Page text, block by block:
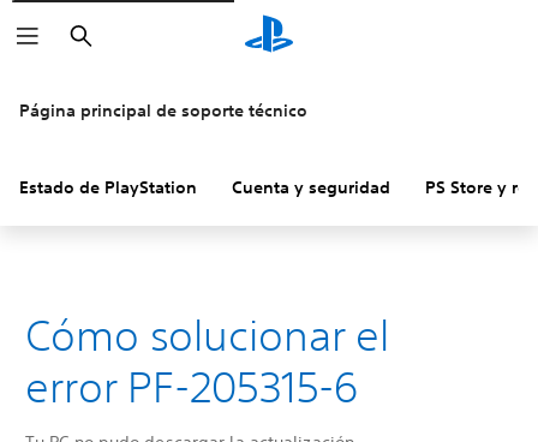
Buscar
Página principal de soporte técnico
Estado de PlayStation Cuenta y seguridad PS Store y
Cómo solucionar el
error PF-205315-6